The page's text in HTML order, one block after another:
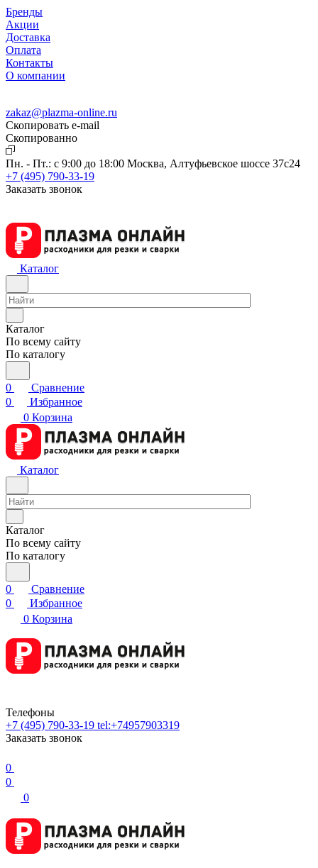
Бренды
Акции
Доставка
Оплата
Контакты
О компании
zakaz@plazma-online.ru
Скопировать e-mail
Cкопированно
Пн. - Пт.: с 9:00 до 18:00 Москва, Алтуфьевское шоссе 37с24
+7 (495) 790-33-19
Заказать звонок
Каталог
Каталог
По всему сайту
По каталогу
0
Сравнение
0
Избранное
0 Корзина
Каталог
Каталог
По всему сайту
По каталогу
0
Сравнение
0
Избранное
0 Корзина
Телефоны
+7 (495) 790-33-19 tel:+74957903319
Заказать звонок
0
0
0